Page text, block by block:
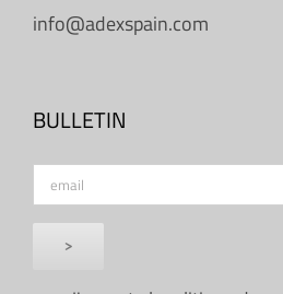
info@adexspain.com
BULLETIN